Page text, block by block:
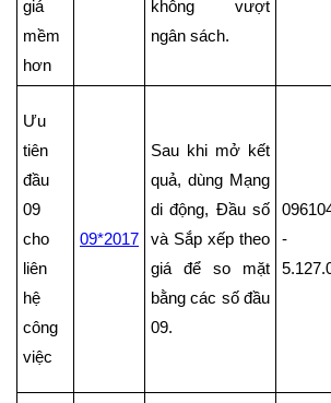
giá
mềm
hơn
không vượt
ngân sách.
Ưu
tiên
đầu
09
cho
liên
hệ
công
việc
09*2017
Sau khi mở kết
quả, dùng Mạng
di động, Đầu số
và Sắp xếp theo
giá để so mặt
bằng các số đầu
09.
-